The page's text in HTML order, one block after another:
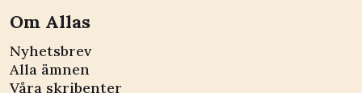
Om Allas
Nyhetsbrev
Alla ämnen
Våra skribenter